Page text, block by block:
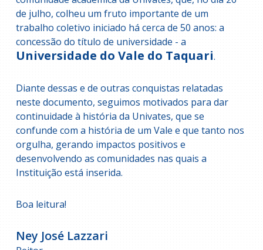
de julho, colheu um fruto importante de um
trabalho coletivo iniciado há cerca de 50 anos: a
concessão do título de universidade - a
Universidade do Vale do Taquari.
Diante dessas e de outras conquistas relatadas
neste documento, seguimos motivados para dar
continuidade à história da Univates, que se
confunde com a história de um Vale e que tanto nos
orgulha, gerando impactos positivos e
desenvolvendo as comunidades nas quais a
Instituição está inserida.
Boa leitura!
Ney José Lazzari